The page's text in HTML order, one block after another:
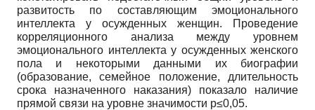
развитость по составляющим эмоционального
интеллекта у осужденных женщин. Проведение
корреляционного анализа между уровнем
эмоционального интеллекта у осужденных женского
пола и некоторыми данными их биографии
(образование, семейное положение, длительность
срока назначенного наказания) показало наличие
прямой связи на уровне значимости p≤0,05.